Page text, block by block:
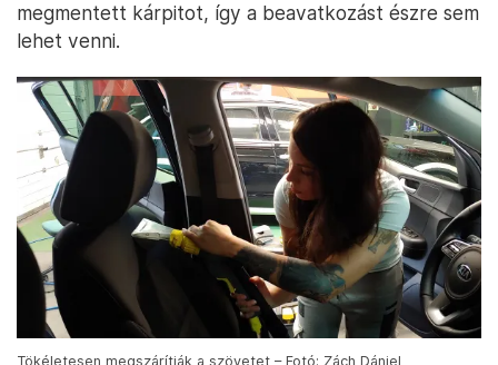
megmentett kárpitot, így a beavatkozást észre sem
lehet venni.
Tökéletesen megszárítják a szövetet – Fotó: Zách Dániel